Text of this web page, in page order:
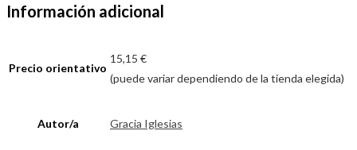
Información adicional
Precio orientativo
15,15 €
(puede variar dependiendo de la tienda elegida)
Autor/a Gracia Iglesias